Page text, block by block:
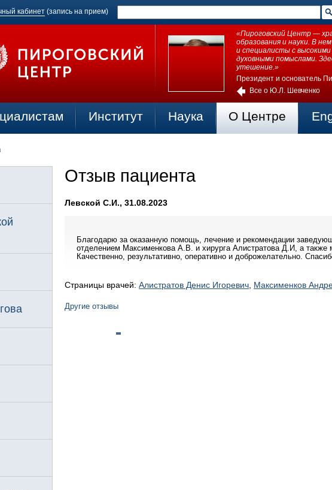
кабинет (запись на прием)
«Пироговский Центр —
образования и науки. В
и специалисты с
духовными помыслами.
утешение.»
Президент и основатель
Все о Ю.Л. Шевченко
Институт Наука О Центре
Отзыв пациента
Левской С.И., 31.08.2023
Благодарю за оказанную помощь, лечение и рекомендации
отделением Максименкова А.В. и хирурга Алистратова Д.И, а также
Качественно, результативно, оперативно и доброжелательно.
Страницы врачей: Алистратов Денис Игоревич, Максименков
Другие отзывы